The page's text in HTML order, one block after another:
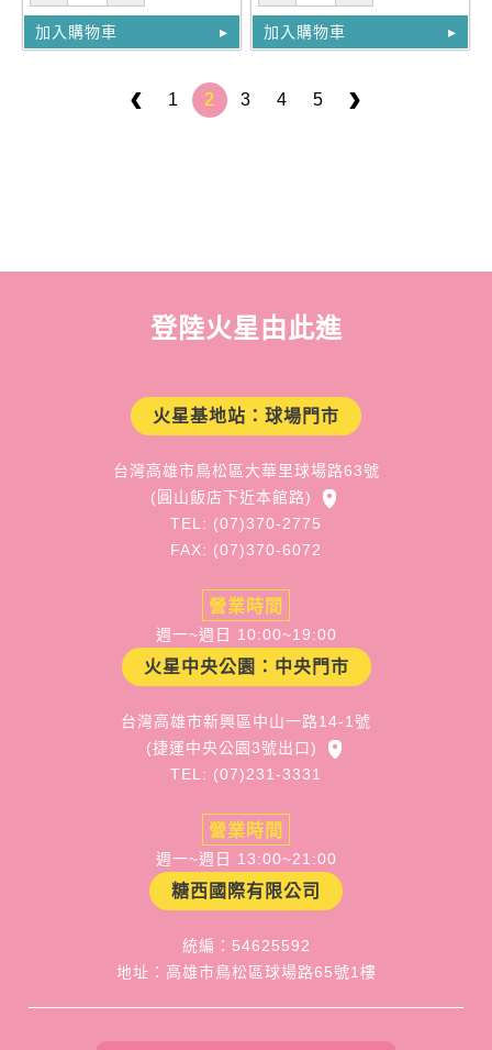
加入購物車 加入購物車
1 2 3 4 5
登陸火星由此進
火星基地站：球場門市
台灣高雄市鳥松區大華里球場路63號
(圓山飯店下近本館路)
TEL: (07)370-2775
FAX: (07)370-6072
營業時間
週一~週日 10:00~19:00
火星中央公園：中央門市
台灣高雄市新興區中山一路14-1號
(捷運中央公園3號出口)
TEL: (07)231-3331
營業時間
週一~週日 13:00~21:00
糖西國際有限公司
統編：54625592
地址：高雄市鳥松區球場路65號1樓